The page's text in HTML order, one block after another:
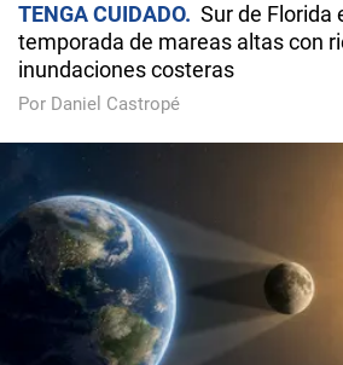
TENGA CUIDADO
Sur de Florida
temporada de mareas altas con
inundaciones costeras
Por Daniel Castropé